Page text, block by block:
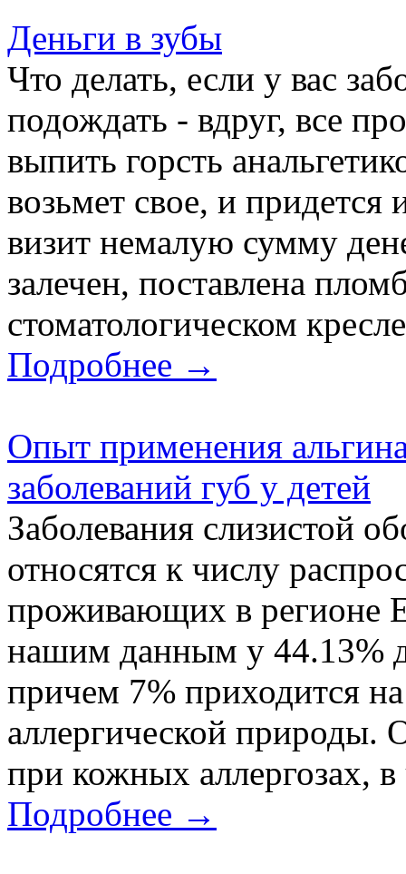
Деньги в зубы
Что делать, если у вас
подождать - вдруг, все
выпить горсть
возьмет свое, и придется
визит немалую сумму
залечен, поставлена
стоматологическом
Подробнее →
Опыт применения
заболеваний губ у детей
Заболевания слизистой
относятся к числу
проживающих в регионе
нашим данным у 44.13%
причем 7% приходится на
аллергической природы.
при кожных аллергозах,
Подробнее →